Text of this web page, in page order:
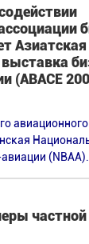
Азиатская
(ABACE
(NBAA).